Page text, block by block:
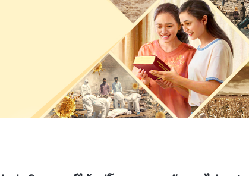
องค์ทรงรังเกียจ องค์พระเยซูเจ้าได้ตรัสว่า “พระเจ้า
ด้วยจิตวิญญาณและความจริง ” (ยอห์น 4:24)พระเจ้า
รงสร้างทั้งหลายอธิษฐานเบื้องพระพักตร์พระผู้สร้าง
ามจริงใจ ยอมรับการสังเกตการณ์ของพระองค์ และ
ษฐานประเภทนี้เท่านั้นที่ทำให้พระเจ้าทรงปีติยินดี
เป็นที่เคารพสักการะ ขอให้แผ่นดินของพระองค์มาตั้ง